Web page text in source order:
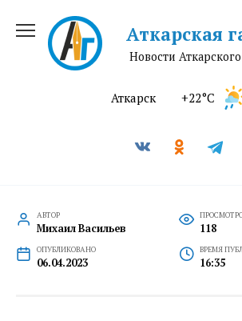
содержанию
Аткарская
Новости
Аткарск +22°C
АВТОР
Михаил Васильев 118
ОПУБЛИКОВАНО
06.04.2023
ВРЕМЯ
16:35